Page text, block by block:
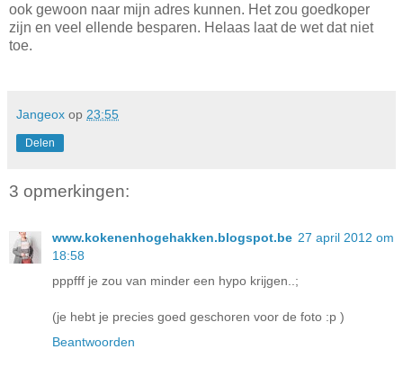
ook gewoon naar mijn adres kunnen. Het zou goedkoper
zijn en veel ellende besparen. Helaas laat de wet dat niet
toe.
Jangeox op 23:55
Delen
3 opmerkingen:
www.kokenenhogehakken.blogspot.be 27 april 2012 om
18:58
pppfff je zou van minder een hypo krijgen..;
(je hebt je precies goed geschoren voor de foto :p )
Beantwoorden